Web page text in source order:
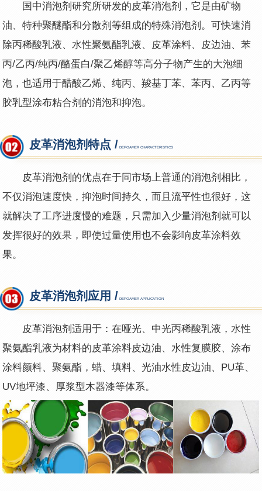
国中消泡剂研究所研发的皮革消泡剂，它是由矿物
油、特种聚醚酯和分散剂等组成的特殊消泡剂。可快速消
除丙稀酸乳液、水性聚氨酯乳液、皮革涂料、皮边油、苯
丙/乙丙/纯丙/酪蛋白/聚乙烯醇等高分子物产生的大泡细
泡，也适用于醋酸乙烯、纯丙、羧基丁苯、苯丙、乙丙等
胶乳型涂布粘合剂的消泡和抑泡。
皮革消泡剂特点 / DEFOAMER CHARACTERISTICS
皮革消泡剂的优点在于同市场上普通的消泡剂相比，
不仅消泡速度快，抑泡时间持久，而且流平性也很好，这
就解决了工序进度慢的难题，只需加入少量消泡剂就可以
发挥很好的效果，即使过量使用也不会影响皮革涂料效
果。
皮革消泡剂应用 / DEFOAMER APPLICATION
皮革消泡剂适用于：在哑光、中光丙稀酸乳液，水性
聚氨酯乳液为材料的皮革涂料皮边油、水性复膜胶、涂布
涂料颜料、聚氨酯，蜡、填料、光油水性皮边油、PU革、
UV地坪漆、厚浆型木器漆等体系。